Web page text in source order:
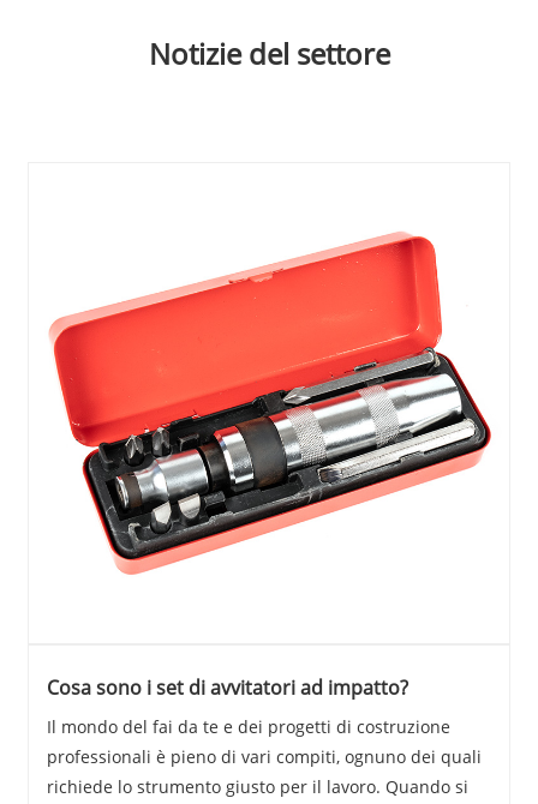
Notizie del settore
Cosa sono i set di avvitatori ad impatto?
Il mondo del fai da te e dei progetti di costruzione
professionali è pieno di vari compiti, ognuno dei quali
richiede lo strumento giusto per il lavoro. Quando si